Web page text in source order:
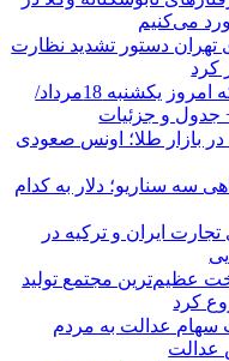
می‌کنیم
دستور تشدید نظارت
کرد
قیمت طلا و سکه امروز یکشنبه 18مرداد/
جدول و جزئیات
بازار طلا؛ اونس صعودی
سه سناریو؛ دلار به کدام
تجارت ایران و ترکیه در
عظیم‌ترین مجتمع تولید
کرد
سهام عدالت به مردم
عدالت